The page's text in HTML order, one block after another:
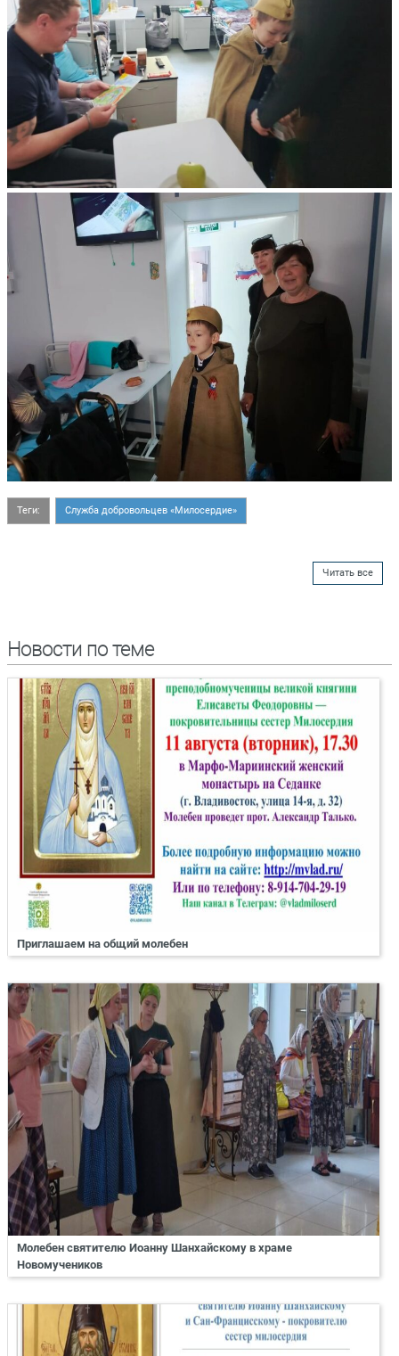
Теги: Служба добровольцев «Милосердие»
Читать все
Новости по теме
Приглашаем на общий молебен
Молебен святителю Иоанну Шанхайскому в храме
Новомучеников